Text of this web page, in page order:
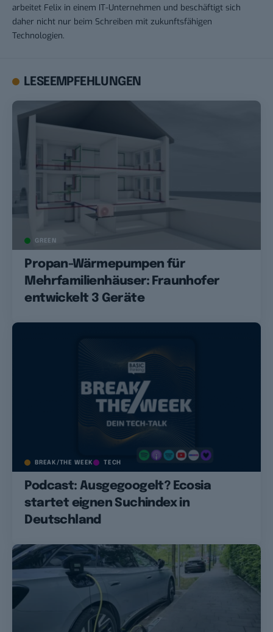
arbeitet Felix in einem IT-Unternehmen und beschäftigt sich
daher nicht nur beim Schreiben mit zukunftsfähigen
Technologien.
LESEEMPFEHLUNGEN
GREEN
Propan-Wärmepumpen für
Mehrfamilienhäuser: Fraunhofer
entwickelt 3 Geräte
BREAK/THE WEEK TECH
Podcast: Ausgegoogelt? Ecosia
startet eignen Suchindex in
Deutschland